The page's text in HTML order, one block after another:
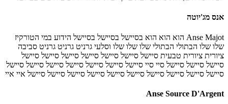
אנס מג'יוטה
Anse Majot הוא הוא הוא בסיישל בסיישל בסיישל הידוע במי הטורקיז
שלו שלו הבתולי הבתולי שלו שלו שלו וסלעי גרניט גרניט גרניט סביבה
ציורית ציורית טבעית סיישל סיישל סיישל סיישל סיישל סיישל סיישל
סיישל סיישל סיישל סיי סיי סיישל סיישל סיישל סיישל סיישל סיישל סיישל
סיישל סיישל סיישל סיישל סיישל סיישל סיישל סיישל סיישל סיישל איי איי
Anse Source D'Argent